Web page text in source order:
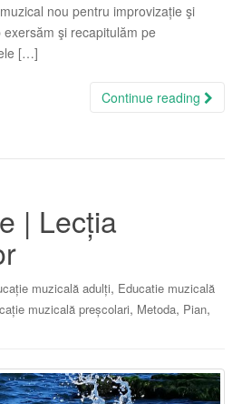
nou pentru improvizație şi
şi recapitulăm pe
[…]
Continue reading
| Lecția
muzicală adulți, Educatie muzicală
muzicală preșcolari, Metoda, Pian,